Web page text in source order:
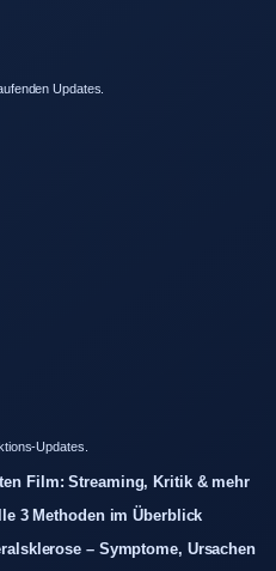
Updates.
Updates.
Film: Streaming, Kritik & mehr
3 Methoden im Überblick
– Symptome, Ursachen